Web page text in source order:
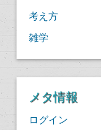
考え方
雑学
メタ情報
ログイン